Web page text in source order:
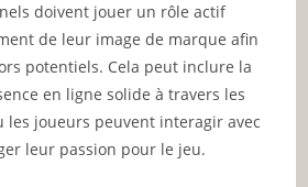
doivent jouer un rôle actif
de leur image de marque afin
potentiels. Cela peut inclure la
en ligne solide à travers les
les joueurs peuvent interagir avec
leur passion pour le jeu.